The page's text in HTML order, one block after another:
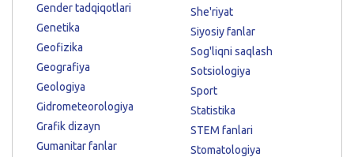
Gender tadqiqotlari
Genetika
Geofizika
Geografiya
Geologiya
Gidrometeorologiya
Grafik dizayn
Gumanitar fanlar
She'riyat
Siyosiy fanlar
Sog'liqni saqlash
Sotsiologiya
Sport
Statistika
STEM fanlari
Stomatologiya